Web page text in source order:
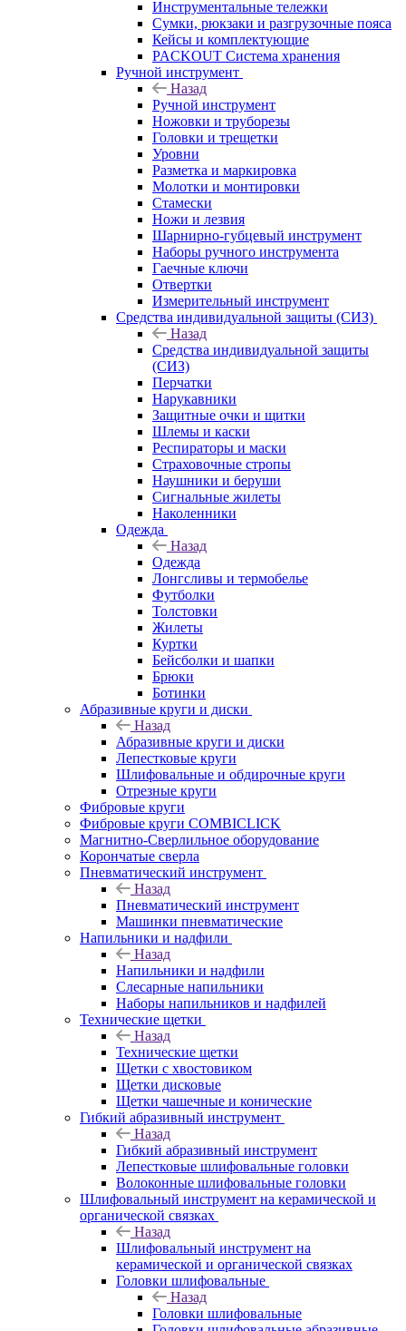
Инструментальные тележки
Сумки, рюкзаки и разгрузочные пояса
Кейсы и комплектующие
PACKOUT Система хранения
Ручной инструмент
Назад
Ручной инструмент
Ножовки и труборезы
Головки и трещетки
Уровни
Разметка и маркировка
Молотки и монтировки
Стамески
Ножи и лезвия
Шарнирно-губцевый инструмент
Наборы ручного инструмента
Гаечные ключи
Отвертки
Измерительный инструмент
Средства индивидуальной защиты (СИЗ)
Назад
Средства индивидуальной защиты
(СИЗ)
Перчатки
Нарукавники
Защитные очки и щитки
Шлемы и каски
Респираторы и маски
Страховочные стропы
Наушники и беруши
Сигнальные жилеты
Наколенники
Одежда
Назад
Одежда
Лонгсливы и термобелье
Футболки
Толстовки
Жилеты
Куртки
Бейсболки и шапки
Брюки
Ботинки
Абразивные круги и диски
Назад
Абразивные круги и диски
Лепестковые круги
Шлифовальные и обдирочные круги
Отрезные круги
Фибровые круги
Фибровые круги COMBICLICK
Магнитно-Сверлильное оборудование
Корончатые сверла
Пневматический инструмент
Назад
Пневматический инструмент
Машинки пневматические
Напильники и надфили
Назад
Напильники и надфили
Слесарные напильники
Наборы напильников и надфилей
Технические щетки
Назад
Технические щетки
Щетки с хвостовиком
Щетки дисковые
Щетки чашечные и конические
Гибкий абразивный инструмент
Назад
Гибкий абразивный инструмент
Лепестковые шлифовальные головки
Волоконные шлифовальные головки
Шлифовальный инструмент на керамической и
органической связках
Назад
Шлифовальный инструмент на
керамической и органической связках
Головки шлифовальные
Назад
Головки шлифовальные